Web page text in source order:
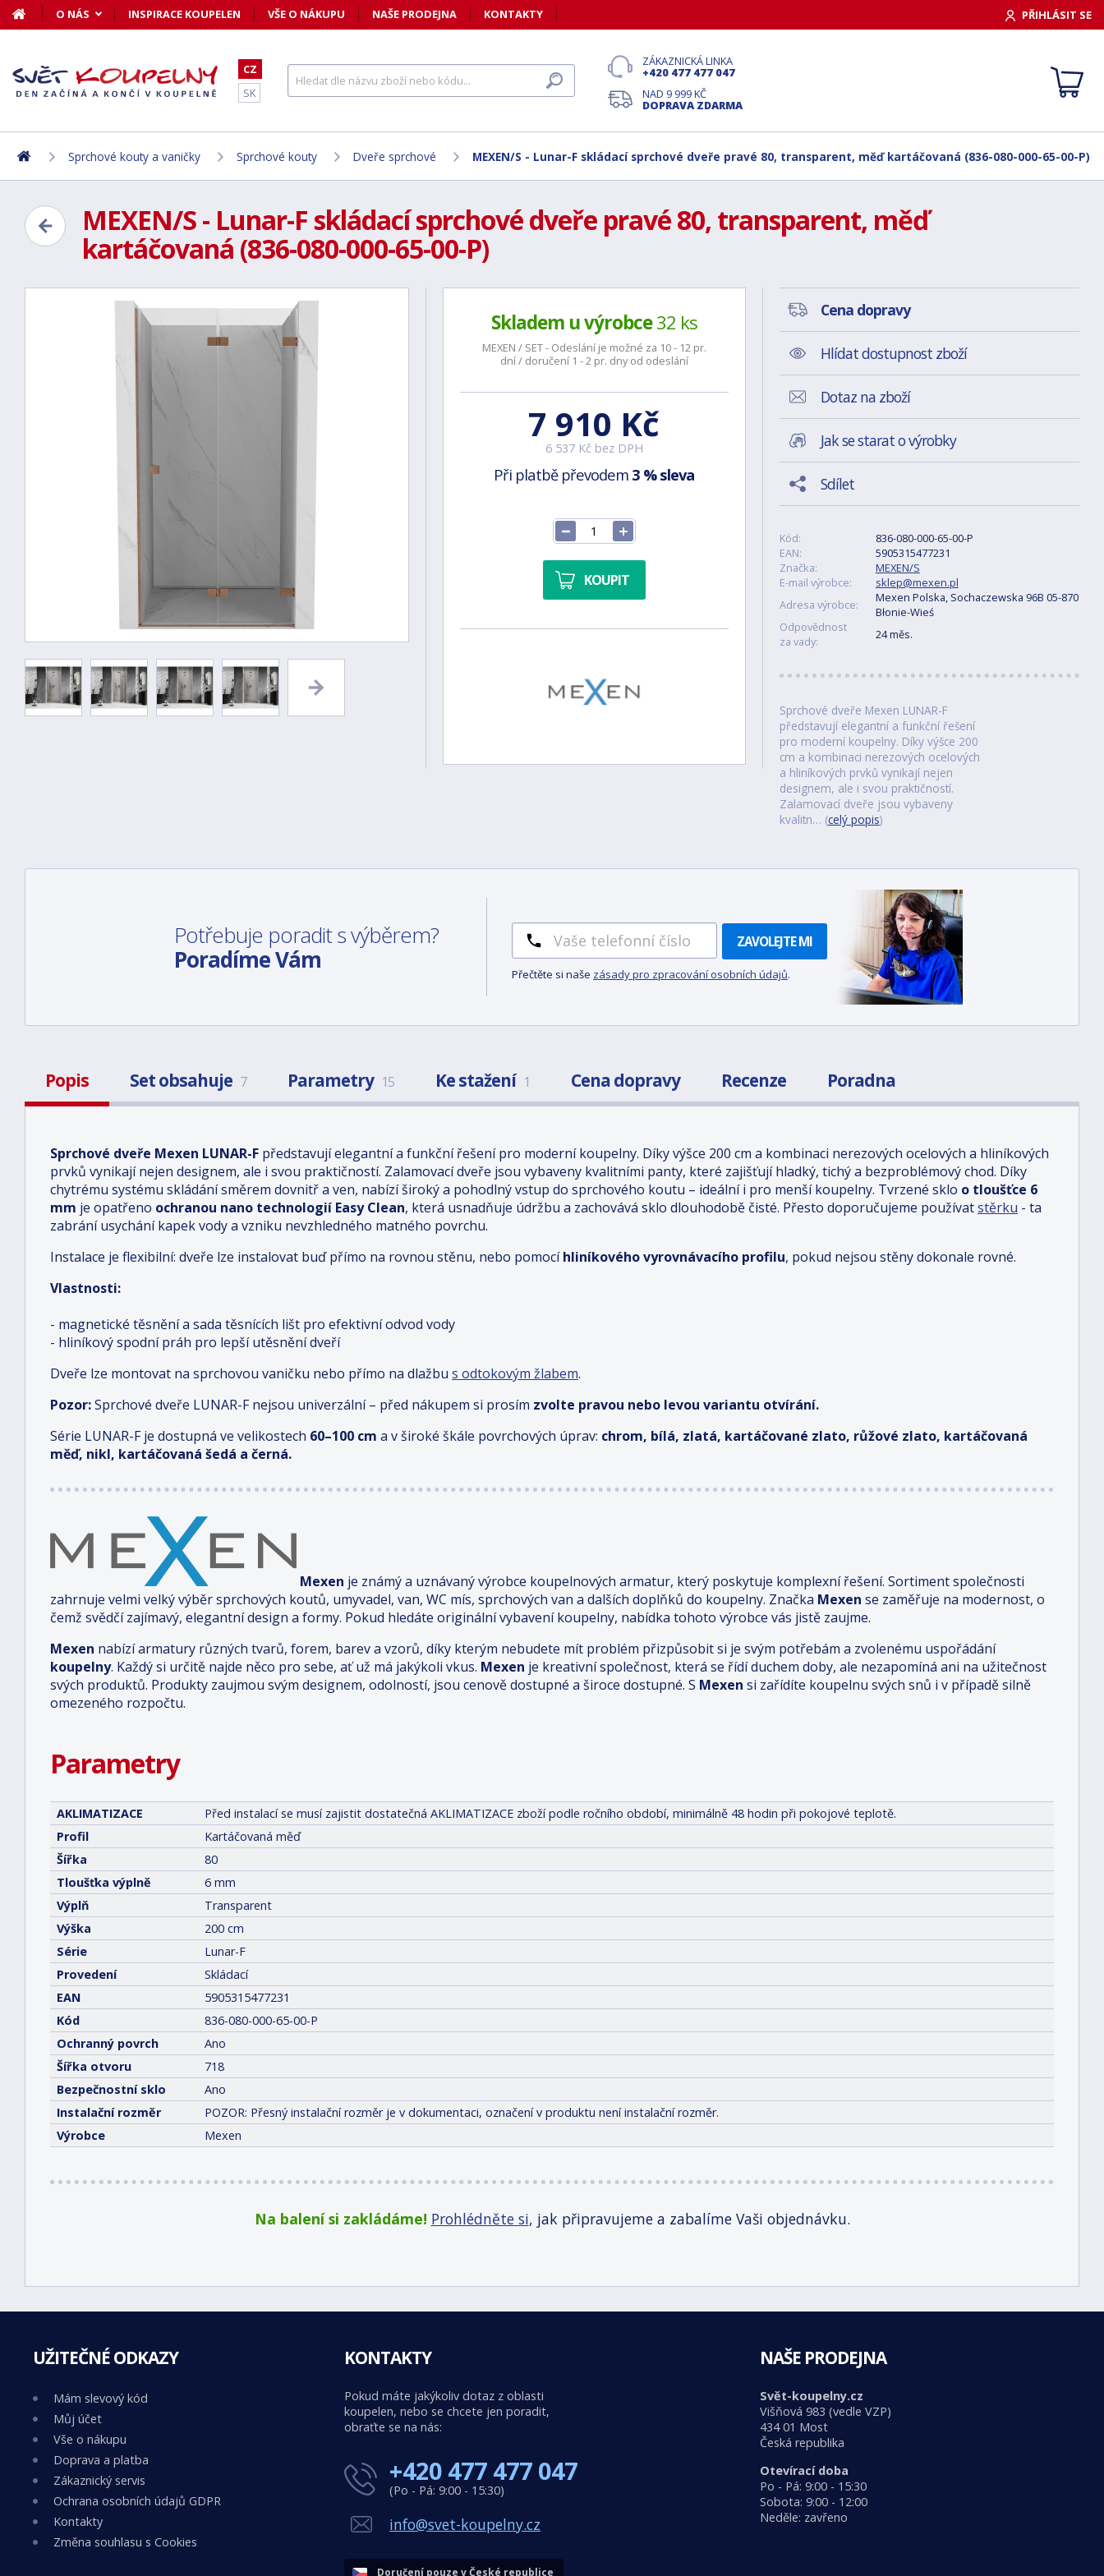
O NÁS INSPIRACE KOUPELEN VŠE O NÁKUPU NAŠE PRODEJNA KONTAKTY PŘIHLÁSIT SE
CZ
SK
ZÁKAZNICKÁ LINKA
+420 477 477 047
NAD 9 999 KČ
DOPRAVA ZDARMA
Sprchové kouty a vaničky Sprchové kouty Dveře sprchové MEXEN/S - Lunar-F skládací sprchové dveře pravé 80, transparent, měď kartáčovaná (836-080-000-65-00-P)
MEXEN/S - Lunar-F skládací sprchové dveře pravé 80, transparent, měď
kartáčovaná (836-080-000-65-00-P)
Skladem u výrobce32 ks
MEXEN / SET - Odeslání je možné za 10 - 12 pr.
dní / doručení 1 - 2 pr. dny od odeslání
7 910 Kč
6 537 Kč bez DPH
Při platbě převodem 3 % sleva
KOUPIT
Cena dopravy
Hlídat dostupnost zboží
Dotaz na zboží
Jak se starat o výrobky
Sdílet
Kód:
836-080-000-65-00-P
EAN:
5905315477231
Značka:
MEXEN/S
E-mail výrobce:
sklep@mexen.pl
Adresa výrobce:
Mexen Polska, Sochaczewska 96B 05-870
Błonie-Wieś
Odpovědnost
za vady:
24 měs.
Sprchové dveře Mexen LUNAR-F
představují elegantní a funkční řešení
pro moderní koupelny. Díky výšce 200
cm a kombinaci nerezových ocelových
a hliníkových prvků vynikají nejen
designem, ale i svou praktičností.
Zalamovací dveře jsou vybaveny
kvalitn… (celý popis)
Potřebuje poradit s výběrem?
Poradíme Vám
ZAVOLEJTE MI
Přečtěte si naše zásady pro zpracování osobních údajů.
Popis Set obsahuje 7 Parametry 15 Ke stažení 1 Cena dopravy Recenze Poradna
Sprchové dveře Mexen LUNAR-F představují elegantní a funkční řešení pro moderní koupelny. Díky výšce 200 cm a kombinaci nerezových ocelových a hliníkových
prvků vynikají nejen designem, ale i svou praktičností. Zalamovací dveře jsou vybaveny kvalitními panty, které zajišťují hladký, tichý a bezproblémový chod. Díky
chytrému systému skládání směrem dovnitř a ven, nabízí široký a pohodlný vstup do sprchového koutu – ideální i pro menší koupelny. Tvrzené sklo o tloušťce 6
mm je opatřeno ochranou nano technologií Easy Clean, která usnadňuje údržbu a zachovává sklo dlouhodobě čisté. Přesto doporučujeme používatstěrku - ta
zabrání usychání kapek vody a vzniku nevzhledného matného povrchu.
Instalace je flexibilní: dveře lze instalovat buď přímo na rovnou stěnu, nebo pomocí hliníkového vyrovnávacího profilu, pokud nejsou stěny dokonale rovné.
Vlastnosti:
- magnetické těsnění a sada těsnících lišt pro efektivní odvod vody
- hliníkový spodní práh pro lepší utěsnění dveří
Dveře lze montovat na sprchovou vaničku nebo přímo na dlažbu s odtokovým žlabem.
Pozor:Sprchové dveře LUNAR-F nejsou univerzální – před nákupem si prosím zvolte pravou nebo levou variantu otvírání.
Série LUNAR-F je dostupná ve velikostech 60–100 cm a v široké škále povrchových úprav: chrom, bílá, zlatá, kartáčované zlato, růžové zlato, kartáčovaná
měď, nikl, kartáčovaná šedá a černá.
Mexen je známý a uznávaný výrobce koupelnových armatur, který poskytuje komplexní řešení. Sortiment společnosti
zahrnuje velmi velký výběr sprchových koutů, umyvadel, van, WC mís, sprchových van a dalších doplňků do koupelny. Značka Mexen se zaměřuje na modernost, o
čemž svědčí zajímavý, elegantní design a formy. Pokud hledáte originální vybavení koupelny, nabídka tohoto výrobce vás jistě zaujme.
Mexen nabízí armatury různých tvarů, forem, barev a vzorů, díky kterým nebudete mít problém přizpůsobit si je svým potřebám a zvolenému uspořádání
koupelny. Každý si určitě najde něco pro sebe, ať už má jakýkoli vkus. Mexen je kreativní společnost, která se řídí duchem doby, ale nezapomíná ani na užitečnost
svých produktů. Produkty zaujmou svým designem, odolností, jsou cenově dostupné a široce dostupné. S Mexen si zařídíte koupelnu svých snů i v případě silně
omezeného rozpočtu.
Parametry
AKLIMATIZACE
Před instalací se musí zajistit dostatečná AKLIMATIZACE zboží podle ročního období, minimálně 48 hodin při pokojové teplotě.
Profil
Kartáčovaná měď
Šířka
80
Tloušťka výplně
6 mm
Výplň
Transparent
Výška
200 cm
Série
Lunar-F
Provedení
Skládací
EAN
5905315477231
Kód
836-080-000-65-00-P
Ochranný povrch
Ano
Šířka otvoru
718
Bezpečnostní sklo
Ano
Instalační rozměr
POZOR: Přesný instalační rozměr je v dokumentaci, označení v produktu není instalační rozměr.
Výrobce
Mexen
Na balení si zakládáme! Prohlédněte si, jak připravujeme a zabalíme Vaši objednávku.
UŽITEČNÉ ODKAZY
Mám slevový kód
Můj účet
Vše o nákupu
Doprava a platba
Zákaznický servis
Ochrana osobních údajů GDPR
Kontakty
Změna souhlasu s Cookies
KONTAKTY
Pokud máte jakýkoliv dotaz z oblasti
koupelen, nebo se chcete jen poradit,
obraťte se na nás:
+420 477 477 047
(Po - Pá: 9:00 - 15:30)
info@svet-koupelny.cz
Doručení pouze v České republice
NAŠE PRODEJNA
Svět-koupelny.cz
Višňová 983 (vedle VZP)
434 01 Most
Česká republika
Otevírací doba
Po - Pá: 9:00 - 15:30
Sobota: 9:00 - 12:00
Neděle: zavřeno